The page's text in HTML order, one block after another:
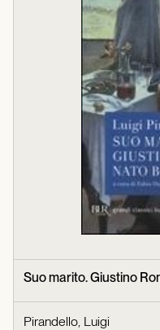
Suo marito. Giustino
Pirandello, Luigi